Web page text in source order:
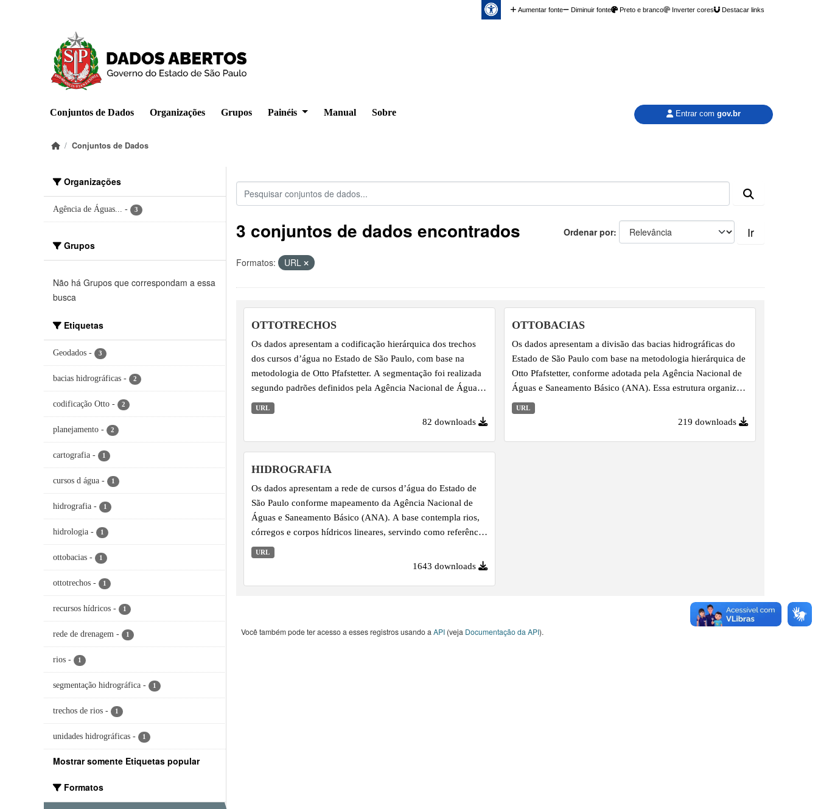
Aumentar fonte Diminuir fonte Preto e branco Inverter cores Destacar links
Conjuntos de Dados Organizações Grupos Painéis Manual Sobre Entrar com gov.br
Conjuntos de Dados
Organizações
Agência de Águas... - 3
Grupos
Não há Grupos que correspondam a essa
busca
Etiquetas
Geodados - 3
bacias hidrográficas - 2
codificação Otto - 2
planejamento - 2
cartografia - 1
cursos d água - 1
hidrografia - 1
hidrologia - 1
ottobacias - 1
ottotrechos - 1
recursos hídricos - 1
rede de drenagem - 1
rios - 1
segmentação hidrográfica - 1
trechos de rios - 1
unidades hidrográficas - 1
Mostrar somente Etiquetas popular
Formatos
Ordenar por Ir
3 conjuntos de dados encontrados
Formatos: URL
OTTOTRECHOS
Os dados apresentam a codificação hierárquica dos trechos
dos cursos d’água no Estado de São Paulo, com base na
metodologia de Otto Pfafstetter. A segmentação foi realizada
segundo padrões definidos pela Agência Nacional de Águas e
Saneamento Básico (ANA), permitindo a organização dos
rios em unidades hidrográficas padronizadas. Essa estrutura
URL
82 downloads
OTTOBACIAS
Os dados apresentam a divisão das bacias hidrográficas do
Estado de São Paulo com base na metodologia hierárquica de
Otto Pfafstetter, conforme adotada pela Agência Nacional de
Águas e Saneamento Básico (ANA). Essa estrutura organiza o
território em unidades hidrográficas padronizadas, permitindo
uma visão integrada da rede de drenagem e apoiando a
URL
219 downloads
HIDROGRAFIA
Os dados apresentam a rede de cursos d’água do Estado de
São Paulo conforme mapeamento da Agência Nacional de
Águas e Saneamento Básico (ANA). A base contempla rios,
córregos e corpos hídricos lineares, servindo como referência
para estudos hidrológicos, ambientais e de planejamento
territorial.
URL
1643 downloads
Você também pode ter acesso a esses registros usando a API (veja Documentação da API).